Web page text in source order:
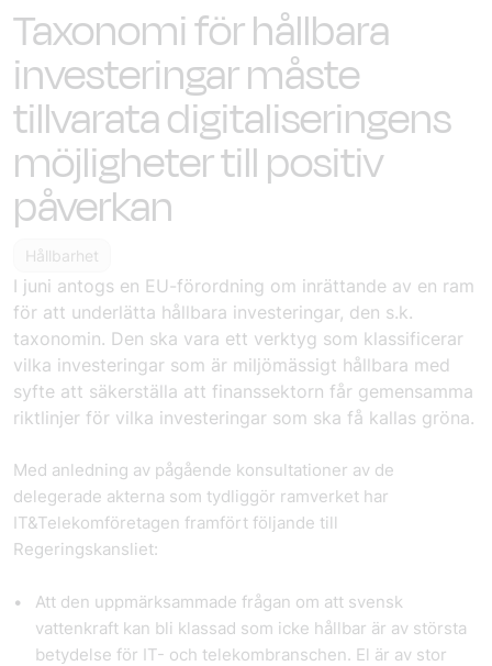
Taxonomi för hållbara
investeringar måste
tillvarata digitaliseringens
möjligheter till positiv
påverkan
Hållbarhet
I juni antogs en EU-förordning om inrättande av en ram
för att underlätta hållbara investeringar, den s.k.
taxonomin. Den ska vara ett verktyg som klassificerar
vilka investeringar som är miljömässigt hållbara med
syfte att säkerställa att finanssektorn får gemensamma
riktlinjer för vilka investeringar som ska få kallas gröna.
Med anledning av pågående konsultationer av de
delegerade akterna som tydliggör ramverket har
IT&Telekomföretagen framfört följande till
Regeringskansliet:
Att den uppmärksammade frågan om att svensk
vattenkraft kan bli klassad som icke hållbar är av största
betydelse för IT- och telekombranschen. El är av stor